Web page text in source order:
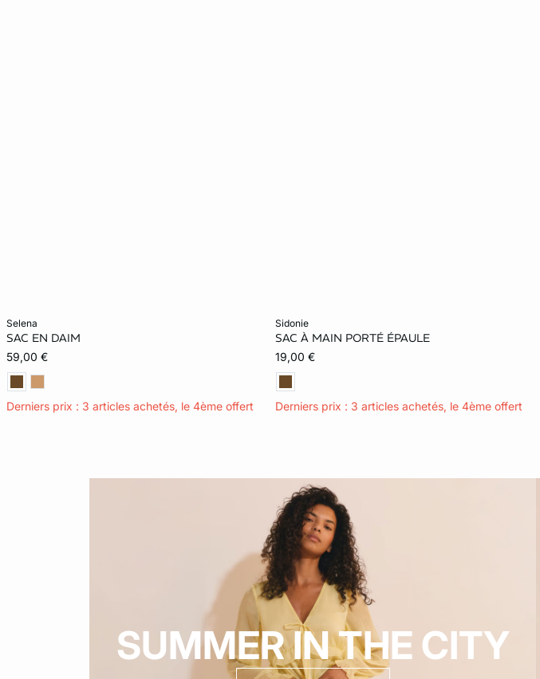
selena
SAC EN DAIM
59,00 €
Derniers prix : 3 articles achetés, le 4ème offert
sidonie
SAC À MAIN PORTÉ ÉPAULE
19,00 €
Derniers prix : 3 articles achetés, le 4ème offert
SUMMER IN THE CITY